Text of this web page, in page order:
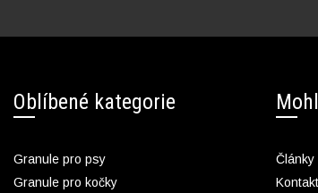
Oblíbené kategorie
Granule pro psy
Granule pro kočky
Články